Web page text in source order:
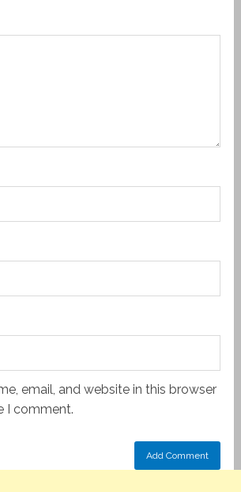
email, and website in this browser
I comment.